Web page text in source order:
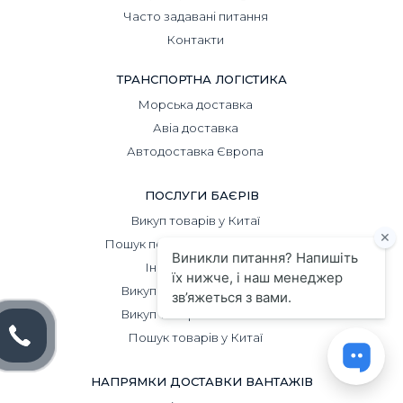
За необхідності наш експерт зможе виїхати на
фабрику, щоб здійснити контроль на етапі
Часто задавані питання
Контакти
ТРАНСПОРТНА ЛОГІСТИКА
Морська доставка
Авіа доставка
Автодоставка Європа
ПОСЛУГИ БАЄРІВ
Викуп товарів у Китаї
Пошук постачальників у Китаї
Інспекція у Китаї
Викуп товарів на Alibaba
Викуп товарів на Taobao
Пошук товарів у Китаї
НАПРЯМКИ ДОСТАВКИ ВАНТАЖІВ